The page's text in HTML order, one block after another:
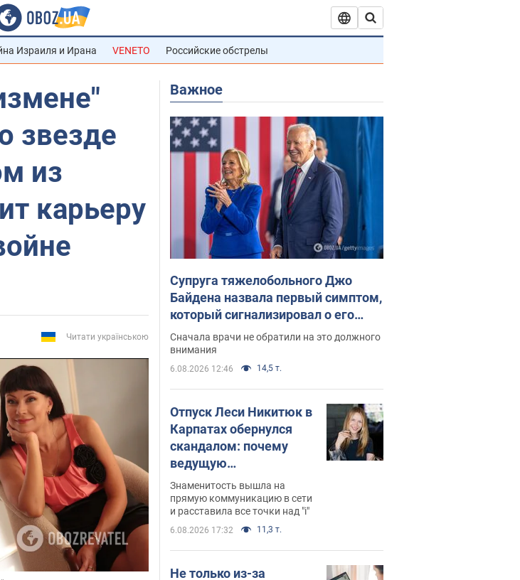
Израиля и Ирана VENETO Российские обстрелы
звезде
из
карьеру
Читати українською
Важное
Супруга тяжелобольного Джо
Байдена назвала первый симптом,
который сигнализировал о его
"агрессивном" раке
Сначала врачи не обратили на это должного
внимания
6.08.2026 12:46 14,5 т.
Отпуск Леси Никитюк в
Карпатах обернулся
скандалом: почему
ведущую
несправедливо
захейтили
Знаменитость вышла на
прямую коммуникацию в сети
и расставила все точки над "i"
6.08.2026 17:32 11,3 т.
Не только из-за